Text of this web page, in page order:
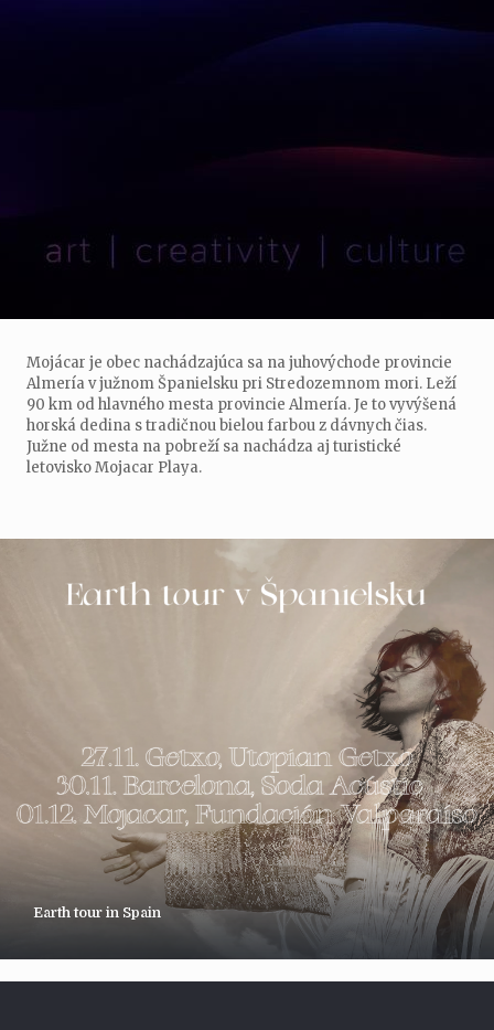
Mojácar je obec nachádzajúca sa na juhovýchode provincie
Almería v južnom Španielsku pri Stredozemnom mori. Leží
90 km od hlavného mesta provincie Almería. Je to vyvýšená
horská dedina s tradičnou bielou farbou z dávnych čias.
Južne od mesta na pobreží sa nachádza aj turistické
letovisko Mojacar Playa.
Earth tour in Spain